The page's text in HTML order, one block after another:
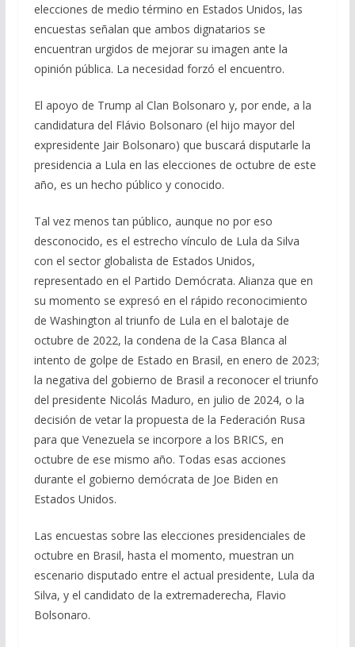
elecciones de medio término en Estados Unidos, las
encuestas señalan que ambos dignatarios se
encuentran urgidos de mejorar su imagen ante la
opinión pública. La necesidad forzó el encuentro.
El apoyo de Trump al Clan Bolsonaro y, por ende, a la
candidatura del Flávio Bolsonaro (el hijo mayor del
expresidente Jair Bolsonaro) que buscará disputarle la
presidencia a Lula en las elecciones de octubre de este
año, es un hecho público y conocido.
Tal vez menos tan público, aunque no por eso
desconocido, es el estrecho vínculo de Lula da Silva
con el sector globalista de Estados Unidos,
representado en el Partido Demócrata. Alianza que en
su momento se expresó en el rápido reconocimiento
de Washington al triunfo de Lula en el balotaje de
octubre de 2022, la condena de la Casa Blanca al
intento de golpe de Estado en Brasil, en enero de 2023;
la negativa del gobierno de Brasil a reconocer el triunfo
del presidente Nicolás Maduro, en julio de 2024, o la
decisión de vetar la propuesta de la Federación Rusa
para que Venezuela se incorpore a los BRICS, en
octubre de ese mismo año. Todas esas acciones
durante el gobierno demócrata de Joe Biden en
Estados Unidos.
Las encuestas sobre las elecciones presidenciales de
octubre en Brasil, hasta el momento, muestran un
escenario disputado entre el actual presidente, Lula da
Silva, y el candidato de la extremaderecha, Flavio
Bolsonaro.